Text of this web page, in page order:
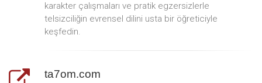
karakter çalışmaları ve pratik egzersizlerle
telsizciliğin evrensel dilini usta bir öğreticiyle
keşfedin.
ta7om.com